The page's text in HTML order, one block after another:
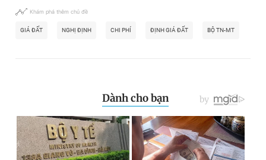
Khám phá thêm chủ đề
GIÁ ĐẤT NGHỊ ĐỊNH CHI PHÍ ĐỊNH GIÁ ĐẤT BỘ TN-MT